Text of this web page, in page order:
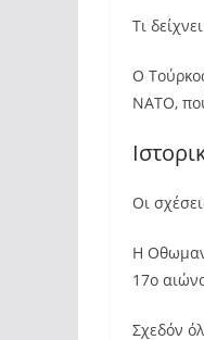
Τι
Ο
ΝΑΤΟ,
Οι
Η
17ο
Σχεδόν